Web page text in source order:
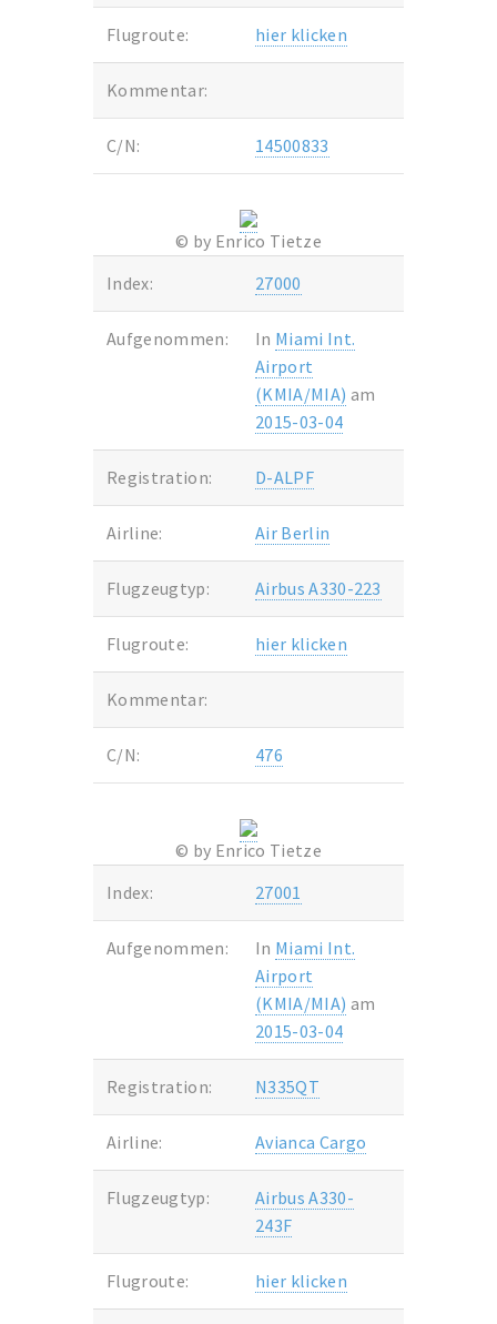
Flugroute: hier klicken
Kommentar:
C/N: 14500833
© by Enrico Tietze
Index:
27000
Aufgenommen: In Miami Int.
Airport
(KMIA/MIA) am
2015-03-04
Registration: D-ALPF
Airline: Air Berlin
Flugzeugtyp: Airbus A330-223
Flugroute: hier klicken
Kommentar:
C/N: 476
© by Enrico Tietze
Index:
27001
Aufgenommen: In Miami Int.
Airport
(KMIA/MIA) am
2015-03-04
Registration: N335QT
Airline: Avianca Cargo
Flugzeugtyp:
Airbus A330-
243F
Flugroute: hier klicken